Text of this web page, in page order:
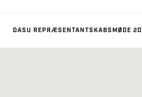
DASU REPRÆSENTANTSKABSMØDE